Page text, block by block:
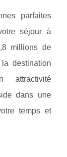
parfaites
séjour à
millions de
destination
attractivité
dans une
temps et